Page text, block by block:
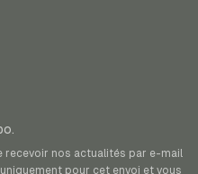
recevoir nos actualités par e-mail
pour cet envoi et vous